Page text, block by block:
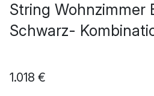
String Wohnzimmer
Schwarz-
1.018 €